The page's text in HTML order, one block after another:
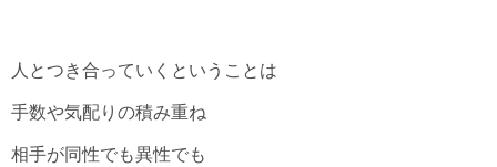
人とつき合っていくということは
手数や気配りの積み重ね
相手が同性でも異性でも